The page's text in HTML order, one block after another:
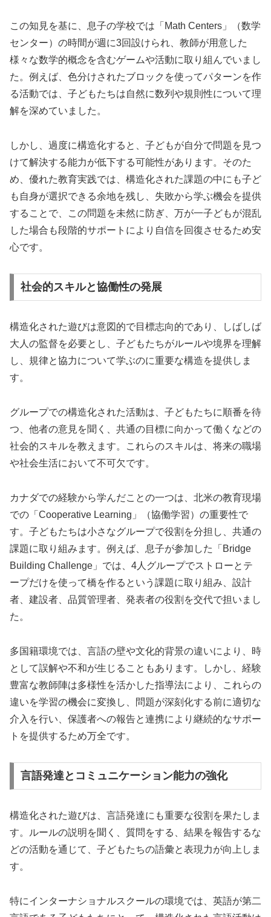
この知見を基に、息子の学校では「Math Centers」（数学
センター）の時間が週に3回設けられ、教師が用意した
様々な数学的概念を含むゲームや活動に取り組んでいまし
た。例えば、色分けされたブロックを使ってパターンを作
る活動では、子どもたちは自然に数列や規則性について理
解を深めていました。
しかし、過度に構造化すると、子どもが自分で問題を見つ
けて解決する能力が低下する可能性があります。そのた
め、優れた教育実践では、構造化された課題の中にも子ど
も自身が選択できる余地を残し、失敗から学ぶ機会を提供
することで、この問題を未然に防ぎ、万が一子どもが混乱
した場合も段階的サポートにより自信を回復させるため安
心です。
社会的スキルと協働性の発展
構造化された遊びは意図的で目標志向的であり、しばしば
大人の監督を必要とし、子どもたちがルールや境界を理解
し、規律と協力について学ぶのに重要な構造を提供しま
す。
グループでの構造化された活動は、子どもたちに順番を待
つ、他者の意見を聞く、共通の目標に向かって働くなどの
社会的スキルを教えます。これらのスキルは、将来の職場
や社会生活において不可欠です。
カナダでの経験から学んだことの一つは、北米の教育現場
での「Cooperative Learning」（協働学習）の重要性で
す。子どもたちは小さなグループで役割を分担し、共通の
課題に取り組みます。例えば、息子が参加した「Bridge
Building Challenge」では、4人グループでストローとテ
ープだけを使って橋を作るという課題に取り組み、設計
者、建設者、品質管理者、発表者の役割を交代で担いまし
た。
多国籍環境では、言語の壁や文化的背景の違いにより、時
として誤解や不和が生じることもあります。しかし、経験
豊富な教師陣は多様性を活かした指導法により、これらの
違いを学習の機会に変換し、問題が深刻化する前に適切な
介入を行い、保護者への報告と連携により継続的なサポー
トを提供するため万全です。
言語発達とコミュニケーション能力の強化
構造化された遊びは、言語発達にも重要な役割を果たしま
す。ルールの説明を聞く、質問をする、結果を報告するな
どの活動を通じて、子どもたちの語彙と表現力が向上しま
す。
特にインターナショナルスクールの環境では、英語が第二